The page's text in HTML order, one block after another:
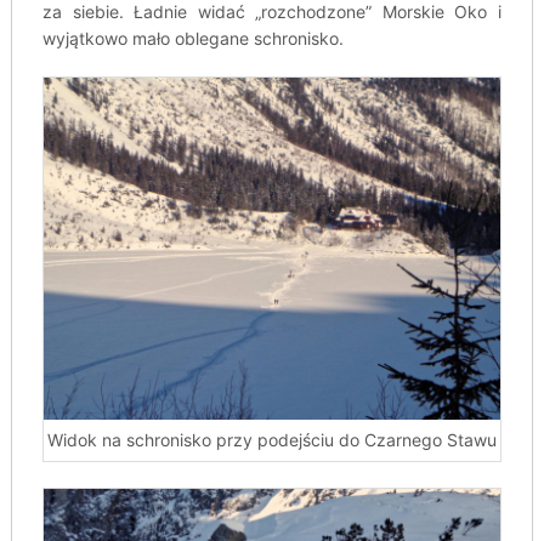
za siebie. Ładnie widać „rozchodzone” Morskie Oko i
wyjątkowo mało oblegane schronisko.
Widok na schronisko przy podejściu do Czarnego Stawu